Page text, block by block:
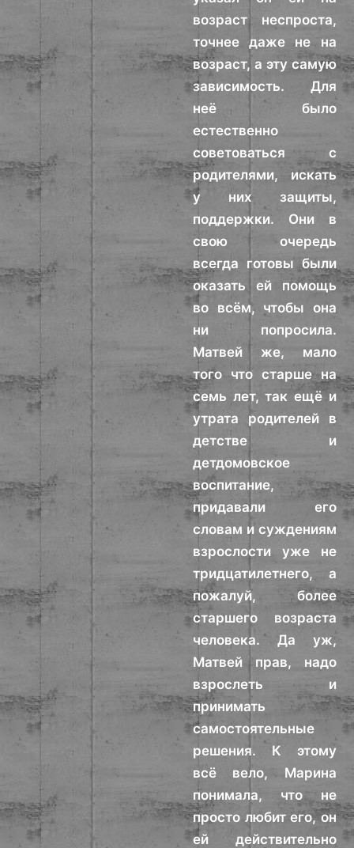
возраст неспроста,
точнее даже не на
возраст, а эту самую
зависимость. Для
неё было
естественно
советоваться с
родителями, искать
у них защиты,
поддержки. Они в
свою очередь
всегда готовы были
оказать ей помощь
во всём, чтобы она
ни попросила.
Матвей же, мало
того что старше на
семь лет, так ещё и
утрата родителей в
детстве и
детдомовское
воспитание,
придавали его
словам и суждениям
взрослости уже не
тридцатилетнего, а
пожалуй, более
старшего возраста
человека. Да уж,
Матвей прав, надо
взрослеть и
принимать
самостоятельные
решения. К этому
всё вело, Марина
понимала, что не
просто любит его, он
ей действительно